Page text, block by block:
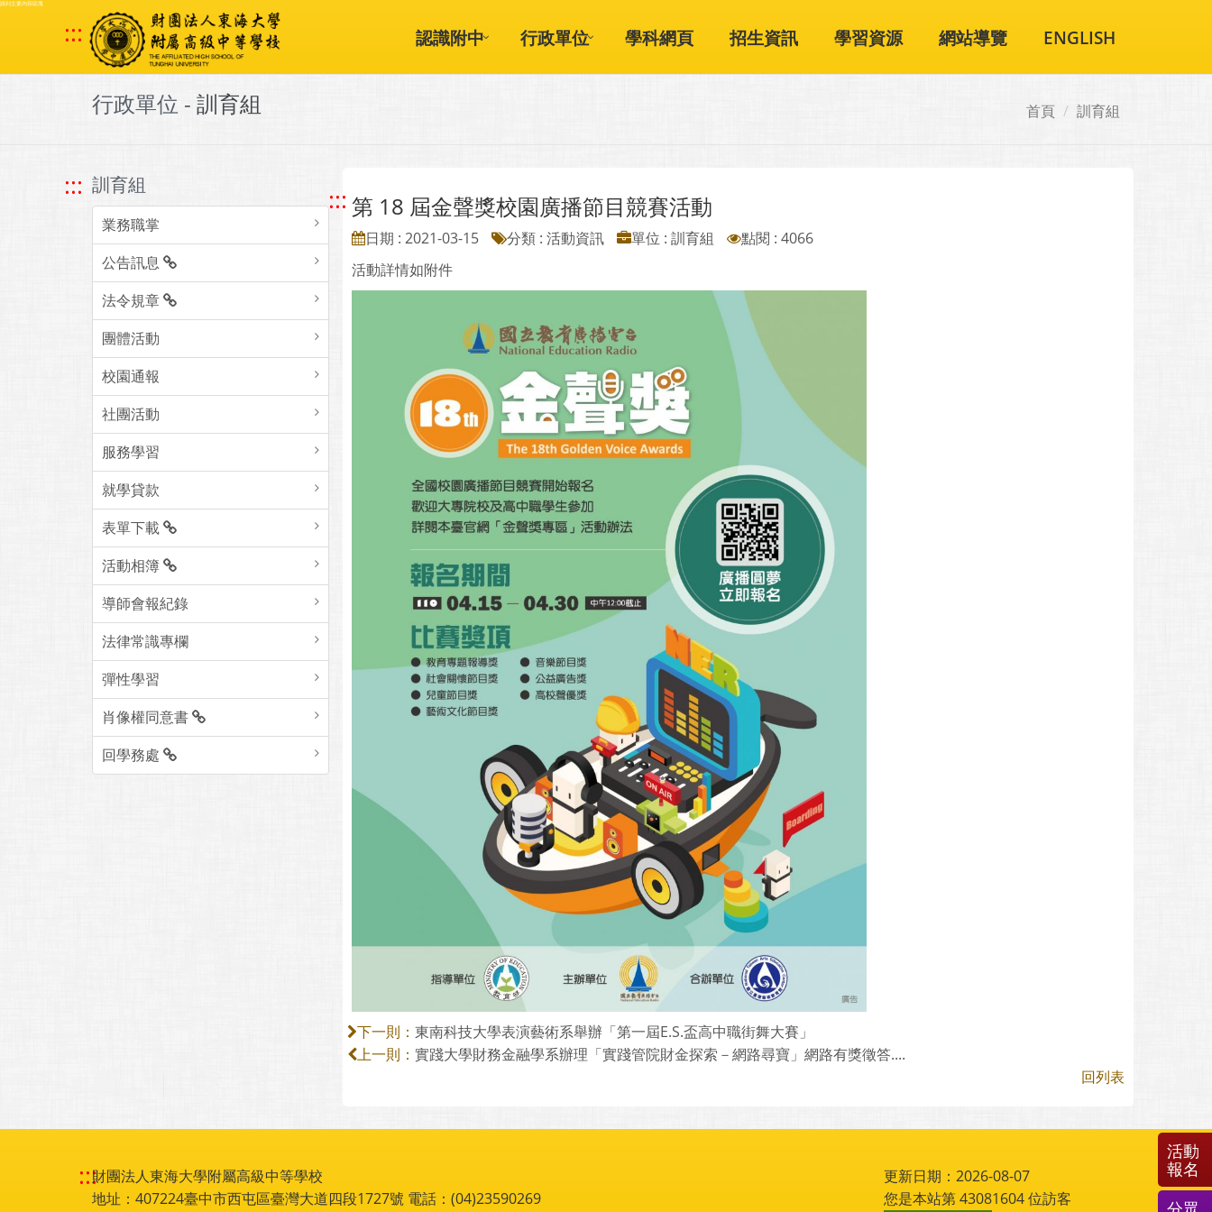
跳到主要內容區塊
::: 認識附中 行政單位 學科網頁 招生資訊 學習資源 網站導覽 ENGLISH
行政單位 - 訓育組 首頁 訓育組
::: 訓育組
業務職掌
公告訊息
法令規章
團體活動
校園通報
社團活動
服務學習
就學貸款
表單下載
活動相簿
導師會報紀錄
法律常識專欄
彈性學習
肖像權同意書
回學務處
::: 第 18 屆金聲獎校園廣播節目競賽活動
日期 : 2021-03-15 分類 : 活動資訊 單位 : 訓育組
點閱 : 4066
活動詳情如附件
下一則： 東南科技大學表演藝術系舉辦「第一屆E.S.盃高中職街舞大賽」
上一則： 實踐大學財務金融學系辦理「實踐管院財金探索－網路尋寶」網路有獎徵答....
回列表
:::財團法人東海大學附屬高級中等學校
地址：407224臺中市西屯區臺灣大道四段1727號 電話：(04)23590269
更新日期：2026-08-07
您是本站第43081604位訪客
活動
報名